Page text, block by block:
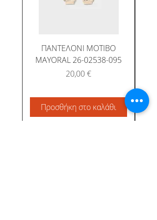
ΠΑΝΤΕΛΟΝΙ ΜΟΤΙΒΟ
MAYORAL 26-02538-095
Τιμή
20,00 €
Προσθήκη στο καλάθι